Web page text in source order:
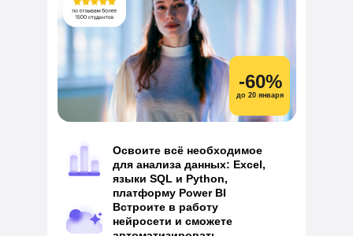
Освоите всё необходимое
для анализа данных: Excel,
языки SQL и Python,
платформу Power BI
Встроите в работу
нейросети и сможете
-60%
до 20 января